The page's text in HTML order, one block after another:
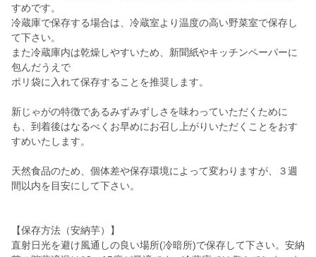
すめです。
冷蔵庫で保存する場合は、冷蔵室より温度の高い野菜室で保存し
て下さい。
また冷蔵庫内は乾燥しやすいため、新聞紙やキッチンペーパーに
包んだうえで
ポリ袋に入れて保存することを推奨します。
新じゃがの特徴であるみずみずしさを味わっていただくために
も、到着後はなるべくお早めにお召し上がりいただくことをおす
すめいたします。
天然食品のため、個体差や保存環境によって変わりますが、３週
間以内を目安にして下さい。
【保存方法（安納芋）】
直射日光を避け風通しの良い場所(冷暗所)で保存して下さい。安納